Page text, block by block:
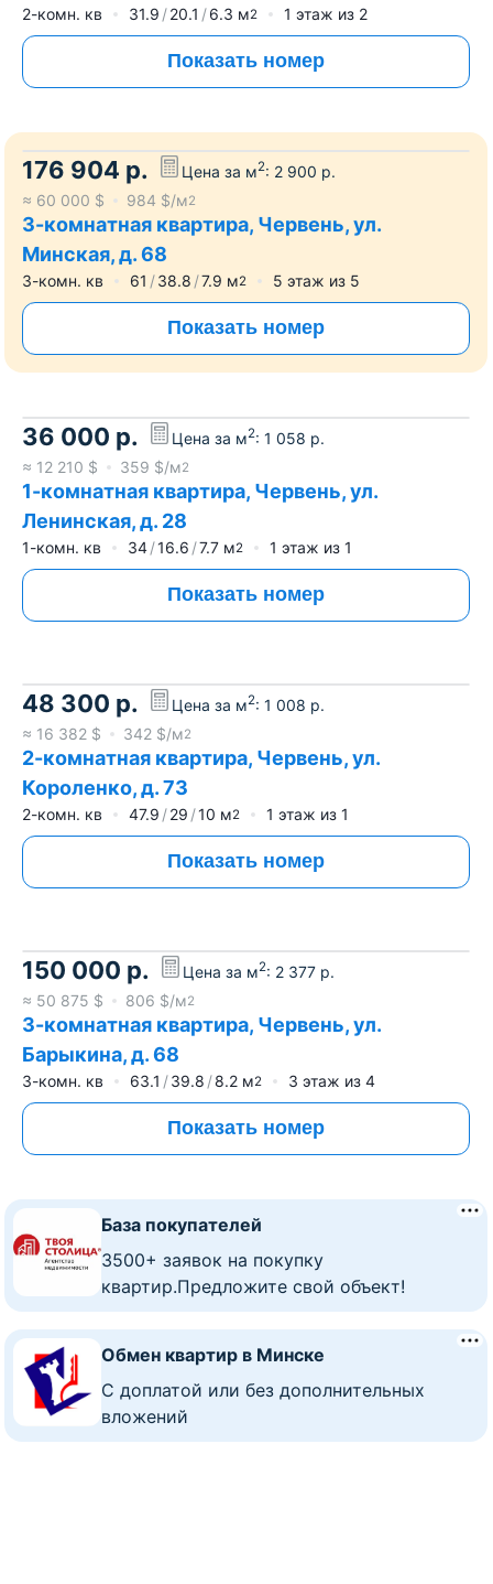
2-комн. кв 31.9 20.1 6.3 м2 1 этаж из 2
Показать номер
176 904 р. Цена за м2: 2 900 р.
≈ 60 000 $ 984 $/м2
3-комнатная квартира, Червень, ул.
Минская, д. 68
3-комн. кв 61 38.8 7.9 м2 5 этаж из 5
Показать номер
36 000 р. Цена за м2: 1 058 р.
≈ 12 210 $ 359 $/м2
1-комнатная квартира, Червень, ул.
Ленинская, д. 28
1-комн. кв 34 16.6 7.7 м2 1 этаж из 1
Показать номер
48 300 р. Цена за м2: 1 008 р.
≈ 16 382 $ 342 $/м2
2-комнатная квартира, Червень, ул.
Короленко, д. 73
2-комн. кв 47.9 29 10 м2 1 этаж из 1
Показать номер
150 000 р. Цена за м2: 2 377 р.
≈ 50 875 $ 806 $/м2
3-комнатная квартира, Червень, ул.
Барыкина, д. 68
3-комн. кв 63.1 39.8 8.2 м2 3 этаж из 4
Показать номер
База покупателей
3500+ заявок на покупку
квартир.Предложите свой объект!
Обмен квартир в Минске
C доплатой или без дополнительных
вложений